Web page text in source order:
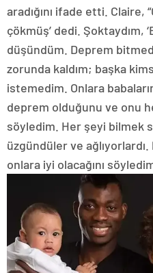
aradığını ifade etti. Claire,
çökmüş’ dedi. Şoktaydım,
düşündüm. Deprem
zorunda kaldım; başka
istemedim. Onlara
deprem olduğunu ve onu
söyledim. Her şeyi bilmek
üzgündüler ve
onlara iyi olacağını